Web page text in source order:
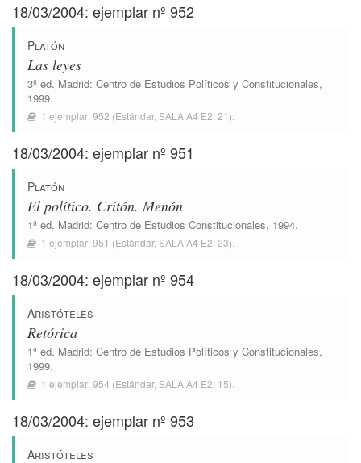
18/03/2004: ejemplar nº 952
Platón
Las leyes
3ª ed. Madrid: Centro de Estudios Políticos y Constitucionales,
1999.
1 ejemplar:952 (Estándar, SALA A4 E2: 21).
18/03/2004: ejemplar nº 951
Platón
El político. Critón. Menón
1ª ed. Madrid: Centro de Estudios Constitucionales, 1994.
1 ejemplar:951 (Estándar, SALA A4 E2: 23).
18/03/2004: ejemplar nº 954
Aristóteles
Retórica
1ª ed. Madrid: Centro de Estudios Políticos y Constitucionales,
1999.
1 ejemplar:954 (Estándar, SALA A4 E2: 15).
18/03/2004: ejemplar nº 953
Aristóteles